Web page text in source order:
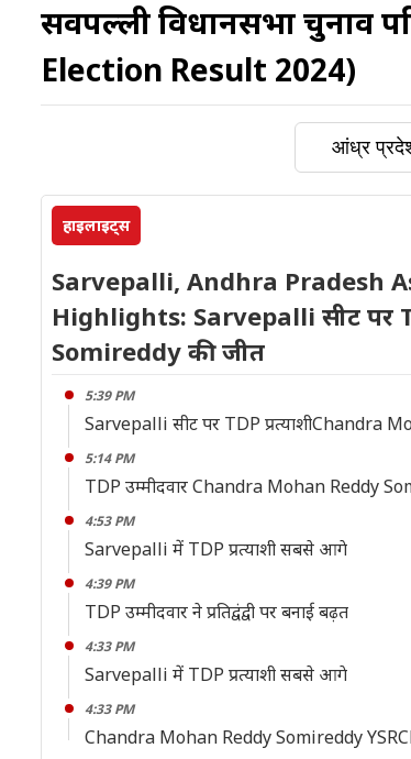
सर्वपल्ली विधानसभा चुनाव
Election Result 2024)
हाइलाइट्स
Sarvepalli, Andhra Pradesh
Highlights: Sarvepalli सीट पर
Somireddy की जीत
5:39 PM
Sarvepalli सीट पर TDP प्रत्याशीChandra
5:14 PM
TDP उम्मीदवार Chandra Mohan Reddy
4:53 PM
Sarvepalli में TDP प्रत्याशी सबसे आगे
4:39 PM
TDP उम्मीदवार ने प्रतिद्वंद्वी पर बनाई बढ़त
4:33 PM
Sarvepalli में TDP प्रत्याशी सबसे आगे
4:33 PM
Chandra Mohan Reddy Somireddy